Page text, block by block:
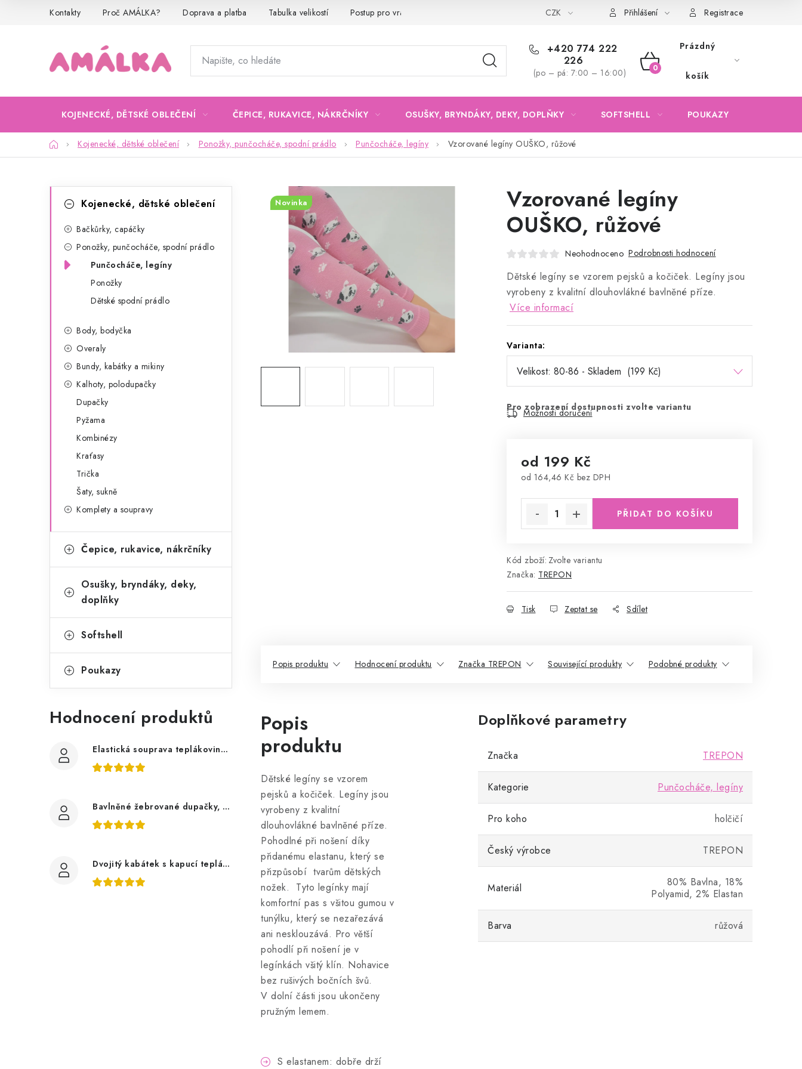
Kontakty Proč AMÁLKA? Doprava a platba Tabulka velikostí Postup pro vrácení a výměnu Obchodní podmínky Podmínky ochrany osobních údajů
CZK Přihlášení Registrace
+420 774 222
226
(po – pá: 7:00 – 16:00)
NÁKUPNÍ
Prázdný
košík
KOJENECKÉ, DĚTSKÉ OBLEČENÍ ČEPICE, RUKAVICE, NÁKRČNÍKY OSUŠKY, BRYNDÁKY, DEKY, DOPLŇKY SOFTSHELL POUKAZY
DomůKojenecké, dětské oblečení Ponožky, punčocháče, spodní prádlo Punčocháče, legíny Vzorované legíny OUŠKO, růžové
kategorieKojenecké, dětské oblečení
Bačkůrky, capáčky
Ponožky, punčocháče, spodní prádlo
Punčocháče, legíny
Ponožky
Dětské spodní prádlo
Body, bodyčka
Overaly
Bundy, kabátky a mikiny
Kalhoty, polodupačky
Dupačky
Pyžama
Kombinézy
Kraťasy
Trička
Šaty, sukně
Komplety a soupravy
Čepice, rukavice, nákrčníky
Osušky, bryndáky, deky,
doplňky
Softshell
Poukazy
Hodnocení produktů
Elastická souprava teplákovina tmavě šedá, bagry
Bavlněné žebrované dupačky, zelené mojito
Dvojitý kabátek s kapucí teplákovina, auta
Vzorované legíny
OUŠKO, růžové
Neohodnoceno Podrobnosti hodnocení
Dětské legíny se vzorem pejsků a kočiček. Legíny jsou
vyrobeny z kvalitní dlouhovlákné bavlněné příze.
Více informací
Varianta:
Pro zobrazení dostupnosti zvolte variantu
Možnosti doručení
od 199 Kč
od 164,46 Kč bez DPH
PŘIDAT DO KOŠÍKU
Kód zboží: Zvolte variantu
Značka: TREPON
Tisk Zeptat se Sdílet
Novinka
Popis produktu Hodnocení produktu Značka TREPON Související produkty Podobné produkty
Popis
produktu
Dětské legíny se vzorem
pejsků a kočiček. Legíny jsou
vyrobeny z kvalitní
dlouhovlákné bavlněné příze.
Pohodlné při nošení díky
přidanému elastanu, který se
přizpůsobí tvarům dětských
nožek. Tyto legínky mají
komfortní pas s všitou gumou v
tunýlku, který se nezařezává
ani nesklouzává. Pro větší
pohodlí při nošení je v
legínkách všitý klín. Nohavice
bez rušivých bočních švů.
V dolní části jsou ukončeny
pružným lemem.
S elastanem: dobře drží
Doplňkové parametry
Značka TREPON
Kategorie Punčocháče, legíny
Pro koho holčičí
Český výrobce TREPON
Materiál
80% Bavlna, 18%
Polyamid, 2% Elastan
Barva růžová